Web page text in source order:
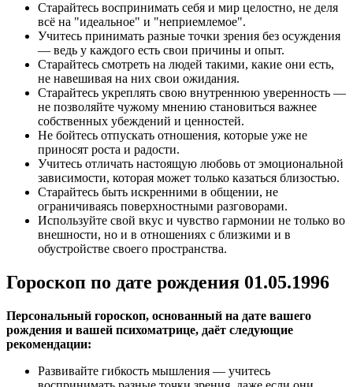
Старайтесь воспринимать себя и мир целостно, не деля
всё на "идеальное" и "неприемлемое".
Учитесь принимать разные точки зрения без осуждения
— ведь у каждого есть свои причины и опыт.
Старайтесь смотреть на людей такими, какие они есть,
не навешивая на них свои ожидания.
Старайтесь укреплять свою внутреннюю уверенность —
не позволяйте чужому мнению становиться важнее
собственных убеждений и ценностей.
Не бойтесь отпускать отношения, которые уже не
приносят роста и радости.
Учитесь отличать настоящую любовь от эмоциональной
зависимости, которая может только казаться близостью.
Старайтесь быть искренними в общении, не
ограничиваясь поверхностными разговорами.
Используйте свой вкус и чувство гармонии не только во
внешности, но и в отношениях с близкими и в
обустройстве своего пространства.
Гороскоп по дате рождения 01.05.1996
Персональный гороскоп, основанный на дате вашего
рождения и вашей психоматрице, даёт следующие
рекомендации:
Развивайте гибкость мышления — учитесь